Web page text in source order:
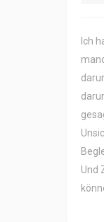
Ich
Und